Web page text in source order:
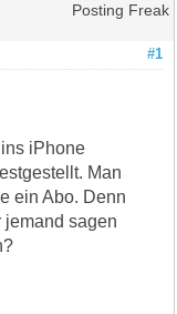
Posting Freak
#1
iPhone
Man
ein Abo. Denn
jemand sagen